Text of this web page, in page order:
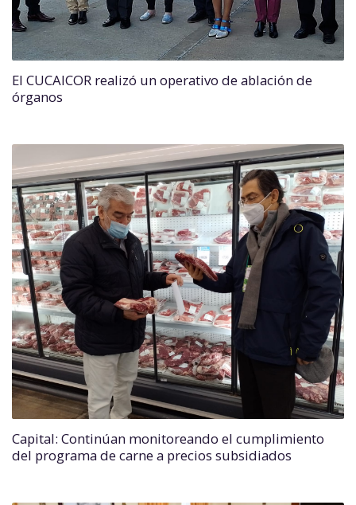
El CUCAICOR realizó un operativo de ablación de
órganos
Capital: Continúan monitoreando el cumplimiento
del programa de carne a precios subsidiados